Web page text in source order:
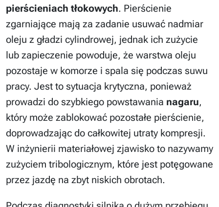
pierścieniach tłokowych. Pierścienie
zgarniające mają za zadanie usuwać nadmiar
oleju z gładzi cylindrowej, jednak ich zużycie
lub zapieczenie powoduje, że warstwa oleju
pozostaje w komorze i spala się podczas suwu
pracy. Jest to sytuacja krytyczna, ponieważ
prowadzi do szybkiego powstawania nagaru,
który może zablokować pozostałe pierścienie,
doprowadzając do całkowitej utraty kompresji.
W inżynierii materiałowej zjawisko to nazywamy
zużyciem tribologicznym, które jest potęgowane
przez jazdę na zbyt niskich obrotach.